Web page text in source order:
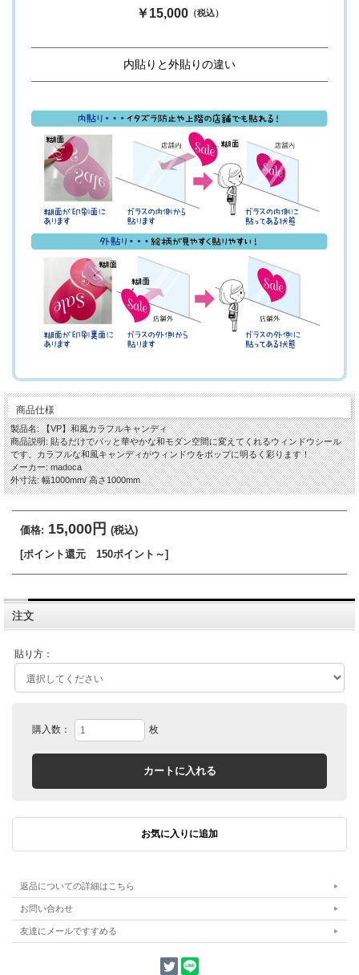
￥15,000（税込）
内貼りと外貼りの違い
商品仕様
製品名: 【VP】和風カラフルキャンディ
商品説明: 貼るだけでパッと華やかな和モダン空間に変えてくれるウィンドウシール
です。カラフルな和風キャンディがウィンドウをポップに明るく彩ります！
メーカー: madoca
外寸法: 幅1000mm/ 高さ1000mm
価格: 15,000円 (税込)
[ポイント還元 150ポイント～]
注文
貼り方：
購入数： 枚
返品についての詳細はこちら
お問い合わせ
友達にメールですすめる